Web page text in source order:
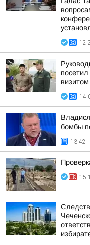
визитом
бомбы
13:42